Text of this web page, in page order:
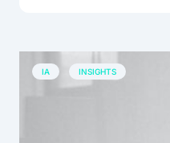
IA INSIGHTS